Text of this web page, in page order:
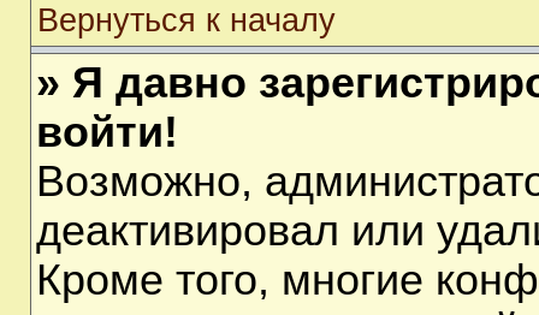
Вернуться к началу
» Я давно
войти!
Возможно,
деактивировал или
Кроме того, многие